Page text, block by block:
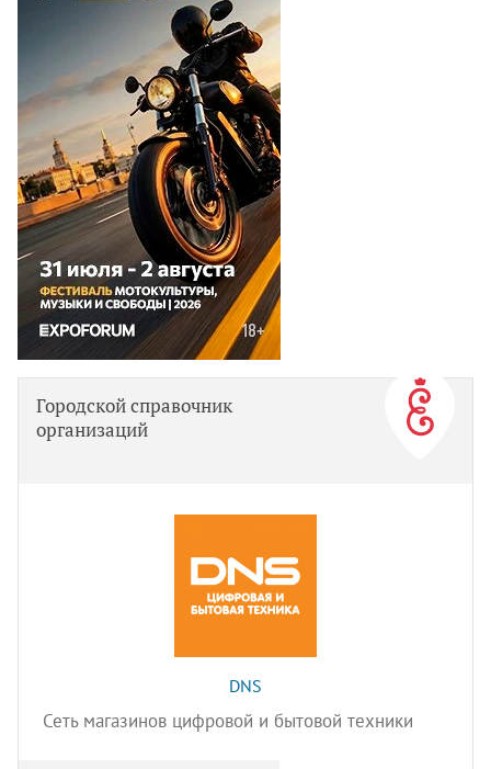
Городской справочник
организаций
DNS
Сеть магазинов цифровой и бытовой техники